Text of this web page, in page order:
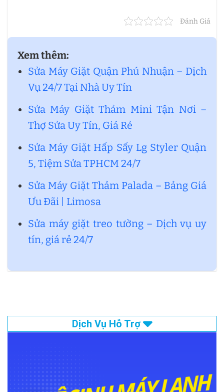
Đánh Giá
Xem thêm:
Sửa Máy Giặt Quận Phú Nhuận – Dịch
Vụ 24/7 Tại Nhà Uy Tín
Sửa Máy Giặt Thảm Mini Tận Nơi –
Thợ Sửa Uy Tín, Giá Rẻ
Sửa Máy Giặt Hấp Sấy Lg Styler Quận
5, Tiệm Sửa TPHCM 24/7
Sửa Máy Giặt Thảm Palada – Bảng Giá
Ưu Đãi | Limosa
Sửa máy giặt treo tường – Dịch vụ uy
tín, giá rẻ 24/7
Dịch Vụ Hỗ Trợ